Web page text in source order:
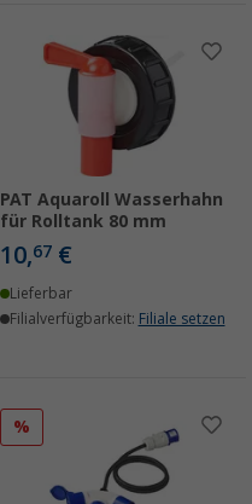
PAT Aquaroll Wasserhahn
für Rolltank 80 mm
10,67 €
Lieferbar
Filialverfügbarkeit: Filiale setzen
%